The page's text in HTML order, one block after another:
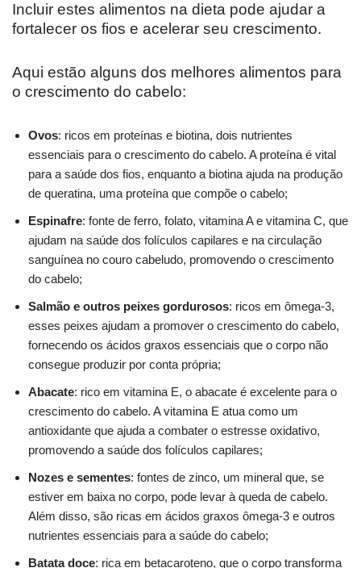
Incluir estes alimentos na dieta pode ajudar a
fortalecer os fios e acelerar seu crescimento.
Aqui estão alguns dos melhores alimentos para
o crescimento do cabelo:
Ovos: ricos em proteínas e biotina, dois nutrientes
essenciais para o crescimento do cabelo. A proteína é vital
para a saúde dos fios, enquanto a biotina ajuda na produção
de queratina, uma proteína que compõe o cabelo;
Espinafre: fonte de ferro, folato, vitamina A e vitamina C, que
ajudam na saúde dos folículos capilares e na circulação
sanguínea no couro cabeludo, promovendo o crescimento
do cabelo;
Salmão e outros peixes gordurosos: ricos em ômega-3,
esses peixes ajudam a promover o crescimento do cabelo,
fornecendo os ácidos graxos essenciais que o corpo não
consegue produzir por conta própria;
Abacate: rico em vitamina E, o abacate é excelente para o
crescimento do cabelo. A vitamina E atua como um
antioxidante que ajuda a combater o estresse oxidativo,
promovendo a saúde dos folículos capilares;
Nozes e sementes: fontes de zinco, um mineral que, se
estiver em baixa no corpo, pode levar à queda de cabelo.
Além disso, são ricas em ácidos graxos ômega-3 e outros
nutrientes essenciais para a saúde do cabelo;
Batata doce: rica em betacaroteno, que o corpo transforma